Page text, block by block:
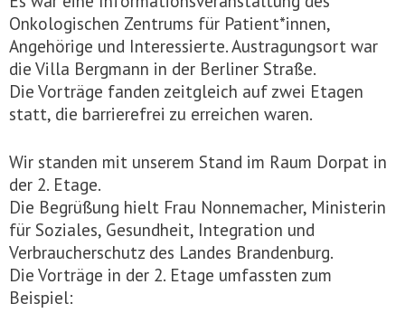
Onkologischen Zentrums für Patient*innen,
Angehörige und Interessierte. Austragungsort war
die Villa Bergmann in der Berliner Straße.
Die Vorträge fanden zeitgleich auf zwei Etagen
statt, die barrierefrei zu erreichen waren.
Wir standen mit unserem Stand im Raum Dorpat in
der 2. Etage.
Die Begrüßung hielt Frau Nonnemacher, Ministerin
für Soziales, Gesundheit, Integration und
Verbraucherschutz des Landes Brandenburg.
Die Vorträge in der 2. Etage umfassten zum
Beispiel: